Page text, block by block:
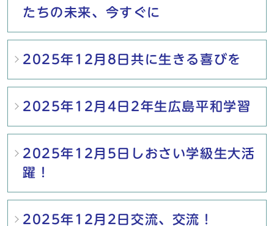
たちの未来、今すぐに
2025年12月8日共に生きる喜びを
2025年12月4日2年生広島平和学習
2025年12月5日しおさい学級生大活
躍！
2025年12月2日交流、交流！